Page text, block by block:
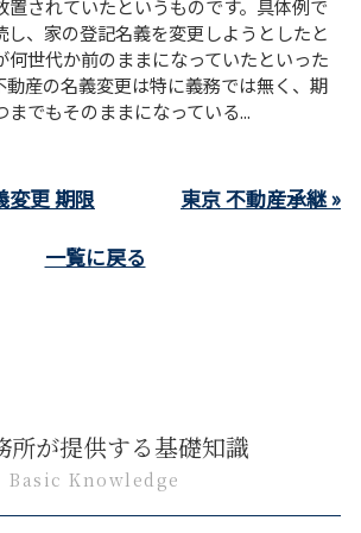
置されていたというものです。具体例で
し、家の登記名義を変更しようとしたと
何世代か前のままになっていたといった
動産の名義変更は特に義務では無く、期
でもそのままになっている...
変更 期限
東京 不動産承継 »
一覧に戻る
所が提供する基礎知識
Basic Knowledge